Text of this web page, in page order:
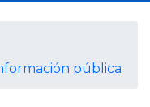
pública